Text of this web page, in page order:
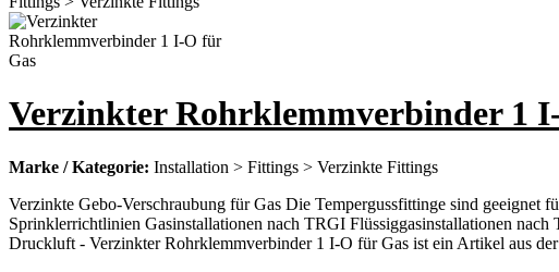
Verzinkter Rohrklemmverbinder 1
Marke / Kategorie: Installation > Fittings > Verzinkte Fittings
Verzinkte Gebo-Verschraubung für Gas Die Tempergussfittinge sind geeignet
Sprinklerrichtlinien Gasinstallationen nach TRGI Flüssiggasinstallationen
Druckluft - Verzinkter Rohrklemmverbinder 1 I-O für Gas ist ein Artikel aus